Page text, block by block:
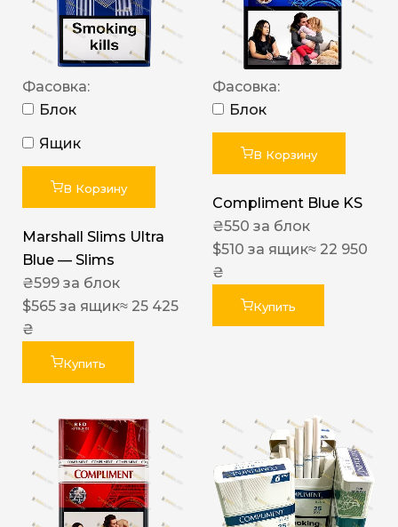
Фасовка:
Блок
Ящик
В Корзину
Marshall Slims Ultra
Blue — Slims
₴599 за блок
$565 за ящик≈ 25 425
₴
Купить
Фасовка:
Блок
В Корзину
Compliment Blue KS
₴550 за блок
$510 за ящик≈ 22 950
₴
Купить